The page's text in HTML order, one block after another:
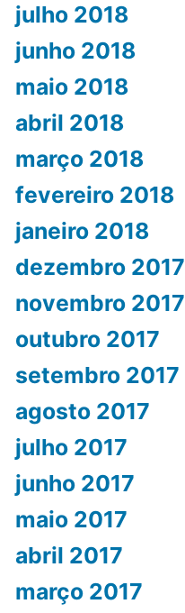
julho 2018
junho 2018
maio 2018
abril 2018
março 2018
fevereiro 2018
janeiro 2018
dezembro 2017
novembro 2017
outubro 2017
setembro 2017
agosto 2017
julho 2017
junho 2017
maio 2017
abril 2017
março 2017